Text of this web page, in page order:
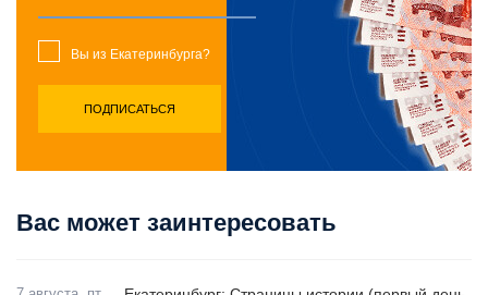
Вы из Екатеринбурга?
Вас может заинтересовать